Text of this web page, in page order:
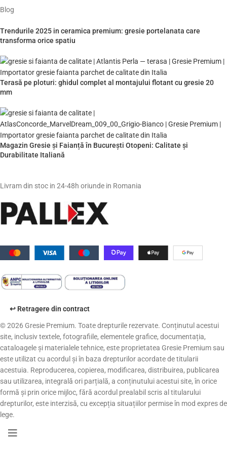
Blog
Trendurile 2025 in ceramica premium: gresie portelanata care
transforma orice spatiu
Terasă pe ploturi: ghidul complet al montajului flotant cu gresie 20
mm
Magazin Gresie și Faianță în București Otopeni: Calitate și
Durabilitate Italiană
Livram din stoc in 24-48h oriunde in Romania
↩️ Retragere din contract
© 2026 Gresie Premium. Toate drepturile rezervate. Conținutul acestui
site, inclusiv textele, fotografiile, elementele grafice, documentația,
cataloagele și materialele tehnice, este proprietatea Gresie Premium sau
este utilizat cu acordul și în baza drepturilor acordate de titularii
acestuia. Reproducerea, copierea, modificarea, distribuirea, publicarea
sau utilizarea, integrală ori parțială, a conținutului acestui site, în orice
formă și prin orice mijloc, fără acordul prealabil scris al titularului
drepturilor, este interzisă, cu excepția situațiilor permise în mod expres de
lege.